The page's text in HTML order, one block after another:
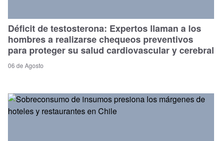
Déficit de testosterona: Expertos llaman a los
hombres a realizarse chequeos preventivos
para proteger su salud cardiovascular y cerebral
06 de Agosto